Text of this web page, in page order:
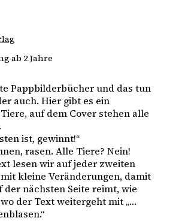
ab 2 Jahre
Pappbilderbücher und das tun
auch. Hier gibt es ein
auf dem Cover stehen alle
ist, gewinnt!“
rasen. Alle Tiere? Nein!
lesen wir auf jeder zweiten
kleine Veränderungen, damit
der nächsten Seite reimt, wie
der Text weitergeht mit „…